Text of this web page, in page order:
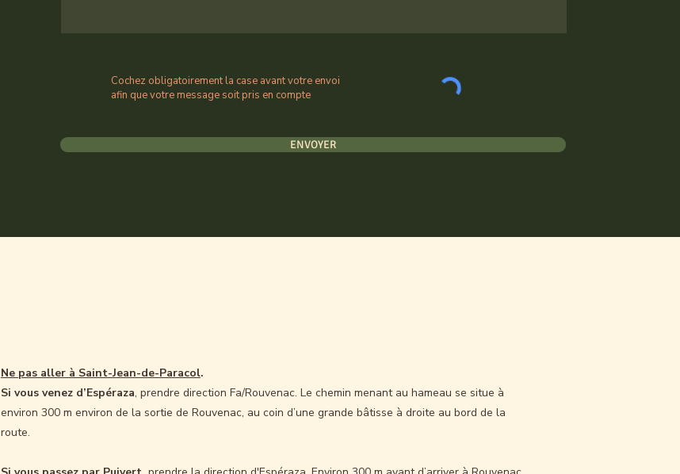
Cochez obligatoirement la case avant votre envoi
afin que votre message soit pris en compte
ENVOYER
Ne pas aller à Saint-Jean-de-Paracol.
Si vous venez d’Espéraza, prendre direction Fa/Rouvenac. Le chemin menant au hameau se situe à
environ 300 m environ de la sortie de Rouvenac, au coin d’une grande bâtisse à droite au bord de la
route.